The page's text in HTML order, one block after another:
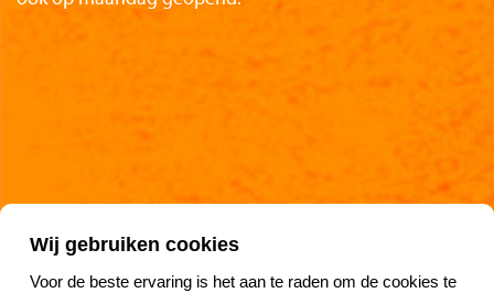
Wij gebruiken cookies
Voor de beste ervaring is het aan te raden om de cookies te